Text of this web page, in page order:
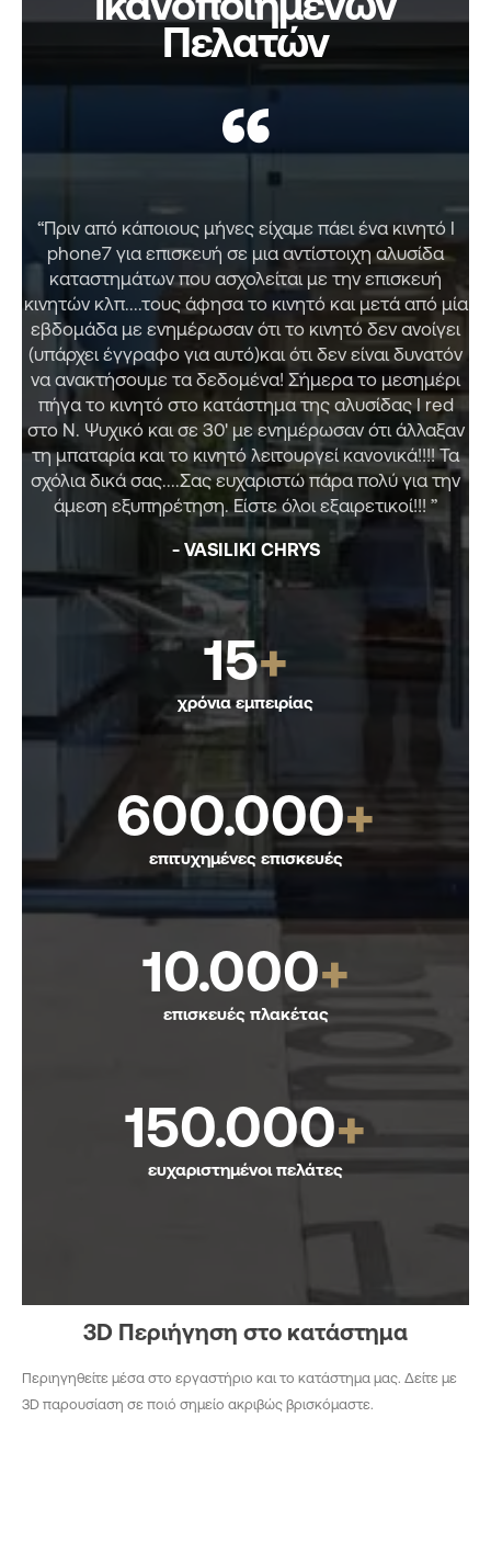
Πελατών
“
“Πριν από κάποιους μήνες είχαμε πάει ένα κινητό I
phone7 για επισκευή σε μια αντίστοιχη αλυσίδα
καταστημάτων που ασχολείται με την επισκευή
κινητών κλπ....τους άφησα το κινητό και μετά από μία
εβδομάδα με ενημέρωσαν ότι το κινητό δεν ανοίγει
(υπάρχει έγγραφο για αυτό)και ότι δεν είναι δυνατόν
να ανακτήσουμε τα δεδομένα! Σήμερα το μεσημέρι
πήγα το κινητό στο κατάστημα της αλυσίδας I red
στο Ν. Ψυχικό και σε 30' με ενημέρωσαν ότι άλλαξαν
τη μπαταρία και το κινητό λειτουργεί κανονικά!!!! Τα
σχόλια δικά σας....Σας ευχαριστώ πάρα πολύ για την
άμεση εξυπηρέτηση. Είστε όλοι εξαιρετικοί!!! ”
- VASILIKI CHRYS
15+
χρόνια εμπειρίας
600.000+
επιτυχημένες επισκευές
10.000+
επισκευές πλακέτας
150.000+
ευχαριστημένοι πελάτες
3D Περιήγηση στο κατάστημα
Περιηγηθείτε μέσα στο εργαστήριο και το κατάστημα μας. Δείτε με
3D παρουσίαση σε ποιό σημείο ακριβώς βρισκόμαστε.